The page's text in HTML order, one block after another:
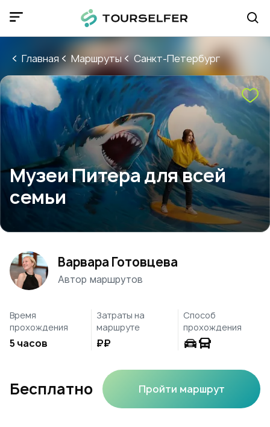
Главная Маршруты Санкт-Петербург
Музеи Питера для всей
семьи
Варвара Готовцева
Автор маршрутов
Время
прохождения
5 часов
Затраты на
маршруте
₽₽
Способ
прохождения
Бесплатно Пройти маршрут